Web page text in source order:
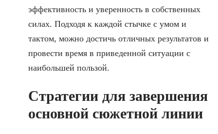
эффективность и уверенность в собственных
силах. Подходя к каждой стычке с умом и
тактом, можно достичь отличных результатов и
провести время в приведенной ситуации с
наибольшей пользой.
Стратегии для завершения
основной сюжетной линии